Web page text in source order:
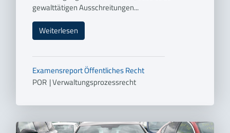
gewalttätigen Ausschreitungen...
Weiterlesen
ExamensreportÖffentliches Recht
POR |Verwaltungsprozessrecht